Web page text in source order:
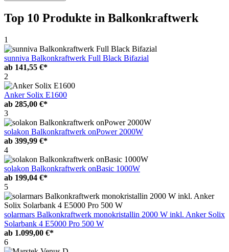
Top 10 Produkte in Balkonkraftwerk
1
sunniva Balkonkraftwerk Full Black Bifazial
ab 141,55 €*
2
Anker Solix E1600
ab 285,00 €*
3
solakon Balkonkraftwerk onPower 2000W
ab 399,99 €*
4
solakon Balkonkraftwerk onBasic 1000W
ab 199,04 €*
5
solarmars Balkonkraftwerk monokristallin 2000 W inkl. Anker Solix
Solarbank 4 E5000 Pro 500 W
ab 1.099,00 €*
6